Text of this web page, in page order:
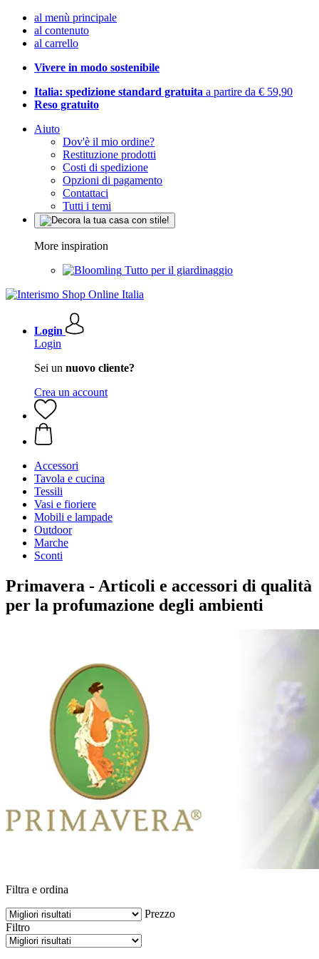
al menù principale
al contenuto
al carrello
Vivere in modo sostenibile
Italia: spedizione standard gratuita a partire da € 59,90
Reso gratuito
Aiuto
Dov'è il mio ordine?
Restituzione prodotti
Costi di spedizione
Opzioni di pagamento
Contattaci
Tutti i temi
More inspiration
Tutto per il giardinaggio
Login
Login
Sei un nuovo cliente?
Crea un account
Accessori
Tavola e cucina
Tessili
Vasi e fioriere
Mobili e lampade
Outdoor
Marche
Sconti
Primavera - Articoli e accessori di qualità
per la profumazione degli ambienti
Filtra e ordina
Prezzo
Filtro